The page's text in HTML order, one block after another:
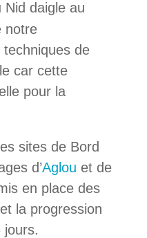
notre
de
car cette
pour la
sites de Bord
d’Aglou et de
en place des
la progression
jours.